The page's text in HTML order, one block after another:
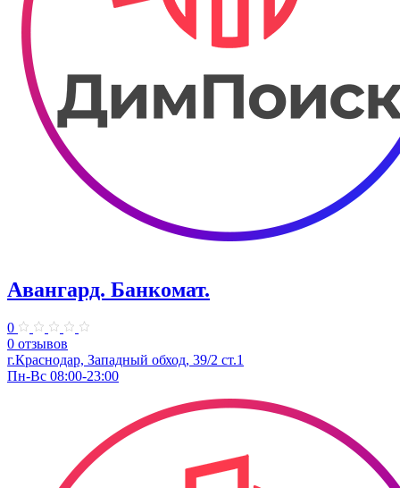
Авангард. Банкомат.
0
0 отзывов
г.Краснодар, Западный обход, 39/2 ст.1
Пн-Вс 08:00-23:00